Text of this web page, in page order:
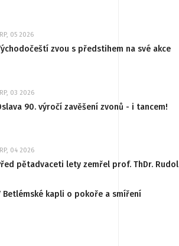
05 2026
zvou s předstihem na své akce
03 2026
90. výročí zavěšení zvonů - i tancem!
04 2026
pětadvaceti lety zemřel prof. ThDr.
Betlémské kapli o pokoře a smíření